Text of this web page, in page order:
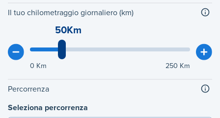
Il tuo chilometraggio giornaliero (km)
50Km
0 Km 250 Km
Percorrenza
Seleziona percorrenza